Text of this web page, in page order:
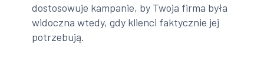
dostosowuje kampanie, by Twoja firma była
widoczna wtedy, gdy klienci faktycznie jej
potrzebują.